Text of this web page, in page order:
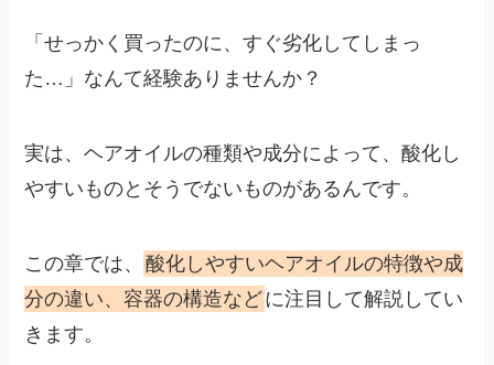
「せっかく買ったのに、すぐ劣化してしまっ
た…」なんて経験ありませんか？
実は、ヘアオイルの種類や成分によって、酸化し
やすいものとそうでないものがあるんです。
この章では、 酸化しやすいヘアオイルの特徴や成
分の違い、容器の構造などに注目して解説してい
きます。